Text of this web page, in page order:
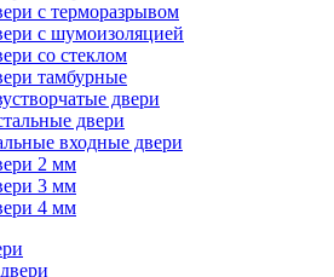
с терморазрывом
с шумоизоляцией
со стеклом
тамбурные
двери
двери
входные двери
2 мм
3 мм
4 мм
ваши данные обрабатывались,
в браузере или покиньте сайт.